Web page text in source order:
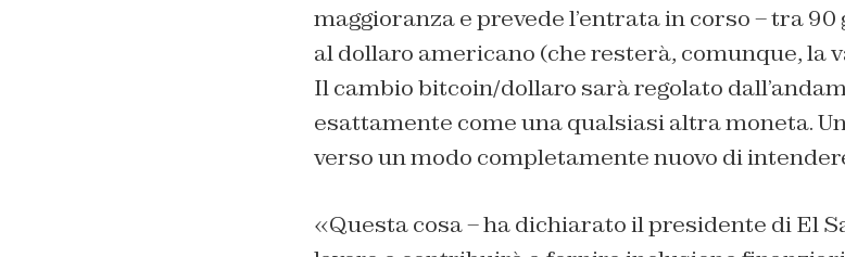
maggioranza e prevede l’entrata in corso – tra
al dollaro americano (che resterà, comunque, la
Il cambio bitcoin/dollaro sarà regolato
esattamente come una qualsiasi altra moneta.
verso un modo completamente nuovo di
«Questa cosa – ha dichiarato il presidente di El